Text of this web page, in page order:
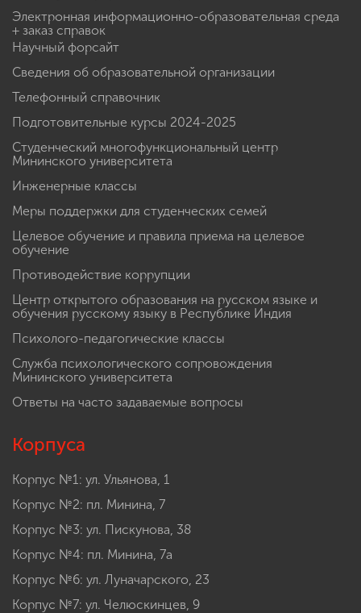
Электронная информационно-образовательная среда
+ заказ справок
Научный форсайт
Сведения об образовательной организации
Телефонный справочник
Подготовительные курсы 2024-2025
Студенческий многофункциональный центр
Мининского университета
Инженерные классы
Меры поддержки для студенческих семей
Целевое обучение и правила приема на целевое
обучение
Противодействие коррупции
Центр открытого образования на русском языке и
обучения русскому языку в Республике Индия
Психолого-педагогические классы
Служба психологического сопровождения
Мининского университета
Ответы на часто задаваемые вопросы
Корпуса
Корпус №1: ул. Ульянова, 1
Корпус №2: пл. Минина, 7
Корпус №3: ул. Пискунова, 38
Корпус №4: пл. Минина, 7а
Корпус №6: ул. Луначарского, 23
Корпус №7: ул. Челюскинцев, 9